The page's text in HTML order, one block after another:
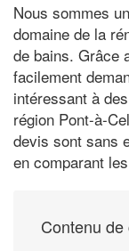
Nous sommes
domaine de la
de bains. Grâce
facilement
intéressant à
région Pont-à-
devis sont sans
en comparant
Contenu